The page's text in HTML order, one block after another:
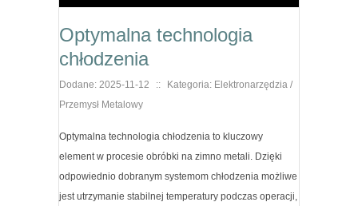
Optymalna technologia
chłodzenia
Dodane: 2025-11-12 ::
Kategoria: Elektronarzędzia /
Przemysł Metalowy
Optymalna technologia chłodzenia to kluczowy
element w procesie obróbki na zimno metali. Dzięki
odpowiednio dobranym systemom chłodzenia możliwe
jest utrzymanie stabilnej temperatury podczas operacji,